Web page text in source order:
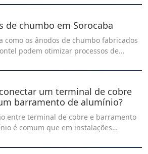
Garanta segurança, qualidade e
de chumbo em Sorocaba
como os ânodos de chumbo fabricados
podem otimizar processos de
as soluções ideais para melhorar a
em Sorocaba.um terminal de cobre
barramento de alumínio?
entre terminal de cobre e barramento
é comum que em instalações
certo desafio.